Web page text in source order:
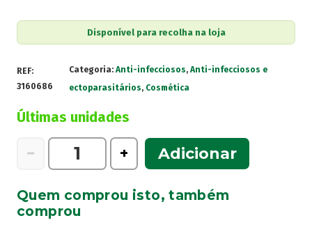
Disponível para recolha na loja
REF:
3160686
Categoria:Anti-infecciosos,Anti-infecciosos e
ectoparasitários, Cosmética
Últimas unidades
−
Quantidade
Pó
30g
+ Adicionar
Quem comprou isto, também
comprou